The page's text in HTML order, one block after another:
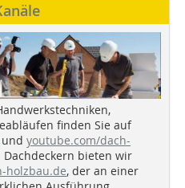
finden Sie auf
und youtube.com/dach-
bieten wir
holzbau.de, der an einer